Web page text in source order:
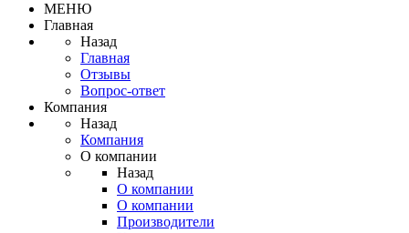
МЕНЮ
Главная
Назад
Главная
Отзывы
Вопрос-ответ
Компания
Назад
Компания
О компании
Назад
О компании
О компании
Производители